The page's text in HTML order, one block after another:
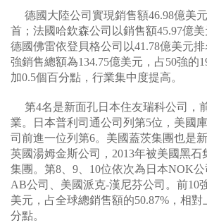
德國大陸公司實現銷售額46.98億美
首；法國哈欽森公司以銷售額45.97億美
德國佛雷依登貝格公司以41.78億美元
強銷售總額為134.75億美元，占50強的
加0.5個百分點，行業集中度提高。
第4名是新面孔日本住友瑞科公司，
業。日本普利司通公司列第5位，美國
司前進一位列第6。美國蓋茨集團也是
英國湯姆金斯公司，2013年被美國黑
集團。第8、9、10位依次為日本NOK
AB公司、美國派克-漢尼芬公司。前10
美元，占全球總銷售額的50.87%，相對
分點。